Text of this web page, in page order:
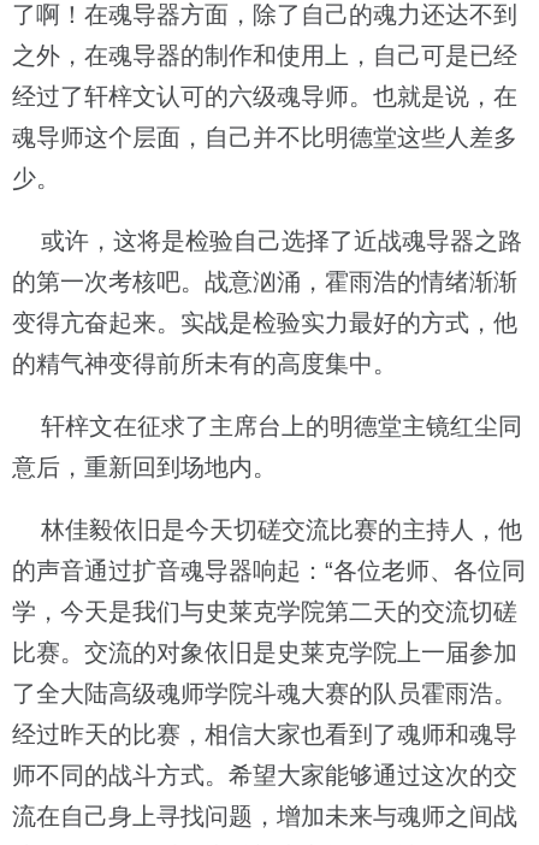
了啊！在魂导器方面，除了自己的魂力还达不到
之外，在魂导器的制作和使用上，自己可是已经
经过了轩梓文认可的六级魂导师。也就是说，在
魂导师这个层面，自己并不比明德堂这些人差多
少。
或许，这将是检验自己选择了近战魂导器之路
的第一次考核吧。战意汹涌，霍雨浩的情绪渐渐
变得亢奋起来。实战是检验实力最好的方式，他
的精气神变得前所未有的高度集中。
轩梓文在征求了主席台上的明德堂主镜红尘同
意后，重新回到场地内。
林佳毅依旧是今天切磋交流比赛的主持人，他
的声音通过扩音魂导器响起：“各位老师、各位同
学，今天是我们与史莱克学院第二天的交流切磋
比赛。交流的对象依旧是史莱克学院上一届参加
了全大陆高级魂师学院斗魂大赛的队员霍雨浩。
经过昨天的比赛，相信大家也看到了魂师和魂导
师不同的战斗方式。希望大家能够通过这次的交
流在自己身上寻找问题，增加未来与魂师之间战